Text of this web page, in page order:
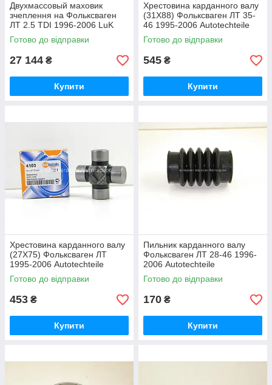
Двухмассовый маховик
зчеплення на Фольксваген
ЛТ 2.5 TDI 1996-2006 LuK
(Німеччина) 415013510
Готово до відправки
27 144 ₴
Купити
Хрестовина карданного валу
(31X88) Фольксваген ЛТ 35-
46 1995-2006 Autotechteile
(Німеччина) A4101
Готово до відправки
545 ₴
Купити
Хрестовина карданного валу
(27X75) Фольксваген ЛТ
1995-2006 Autotechteile
(Німеччина) A4103
Готово до відправки
453 ₴
Купити
Пильник карданного валу
Фольксваген ЛТ 28-46 1996-
2006 Autotechteile
(Німеччина) A4135
Готово до відправки
170 ₴
Купити